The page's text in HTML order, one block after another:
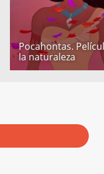
Pocahontas.
la naturaleza